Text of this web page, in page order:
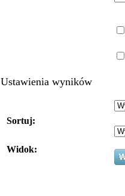
Ustawienia wyników
Sortuj:
Widok: